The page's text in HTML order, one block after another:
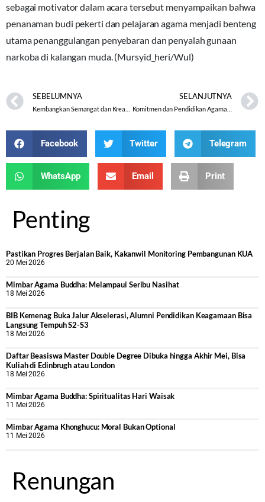
sebagai motivator dalam acara tersebut menyampaikan bahwa
penanaman budi pekerti dan pelajaran agama menjadi benteng
utama penanggulangan penyebaran dan penyalah gunaan
narkoba di kalangan muda. (Mursyid_heri/Wul)
SEBELUMNYA SELANJUTNYA
Facebook Twitter Telegram
WhatsApp Email Print
Penting
Pastikan Progres Berjalan Baik, Kakanwil Monitoring Pembangunan KUA
20 Mei 2026
Mimbar Agama Buddha: Melampaui Seribu Nasihat
18 Mei 2026
BIB Kemenag Buka Jalur Akselerasi, Alumni Pendidikan Keagamaan Bisa
Langsung Tempuh S2-S3
18 Mei 2026
Daftar Beasiswa Master Double Degree Dibuka hingga Akhir Mei, Bisa
Kuliah di Edinbrugh atau London
18 Mei 2026
Mimbar Agama Buddha: Spiritualitas Hari Waisak
11 Mei 2026
Mimbar Agama Khonghucu: Moral Bukan Optional
11 Mei 2026
Renungan